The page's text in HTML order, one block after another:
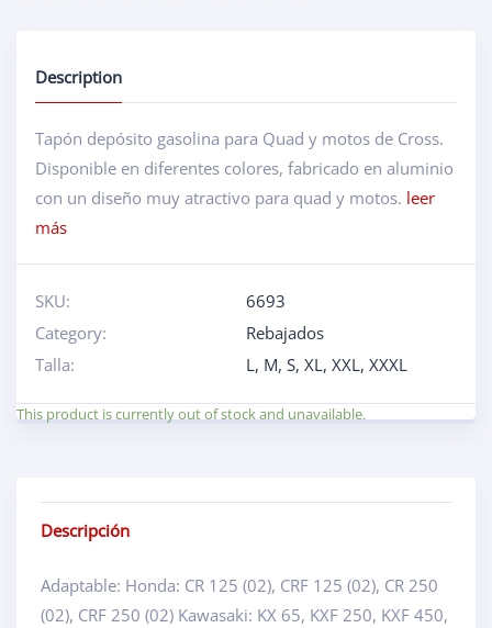
Description
Tapón depósito gasolina para Quad y motos de Cross.
Disponible en diferentes colores, fabricado en aluminio
con un diseño muy atractivo para quad y motos. leer
más
SKU:
6693
Category:
Rebajados
Talla:
L, M, S, XL, XXL, XXXL
This product is currently out of stock and unavailable.
Descripción
Adaptable: Honda: CR 125 (02), CRF 125 (02), CR 250
(02), CRF 250 (02) Kawasaki: KX 65, KXF 250, KXF 450,